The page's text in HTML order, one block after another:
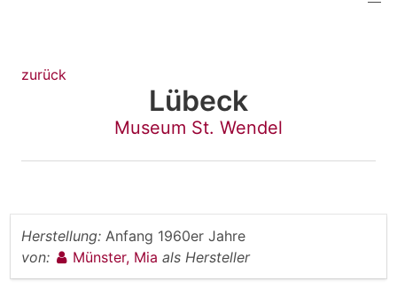
zurück
Lübeck
Museum St. Wendel
Herstellung: Anfang 1960er Jahre
von:
Münster, Mia als Hersteller